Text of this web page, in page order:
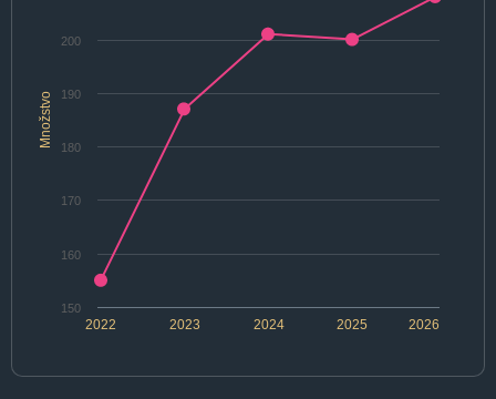
Množstvo
2022 2024 2026
2023 2025
150
160
170
180
190
200